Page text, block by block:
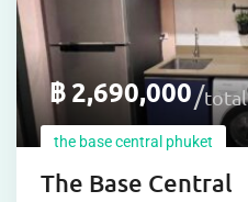
฿2,690,000 total
the base central phuket
The Base Central